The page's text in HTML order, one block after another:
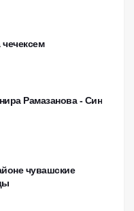
Рамазанова - Син
чувашские